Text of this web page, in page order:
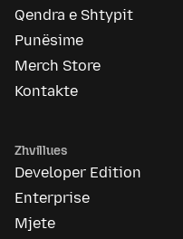
Qendra e Shtypit
Punësime
Merch Store
Kontakte
Zhvillues
Developer Edition
Enterprise
Mjete